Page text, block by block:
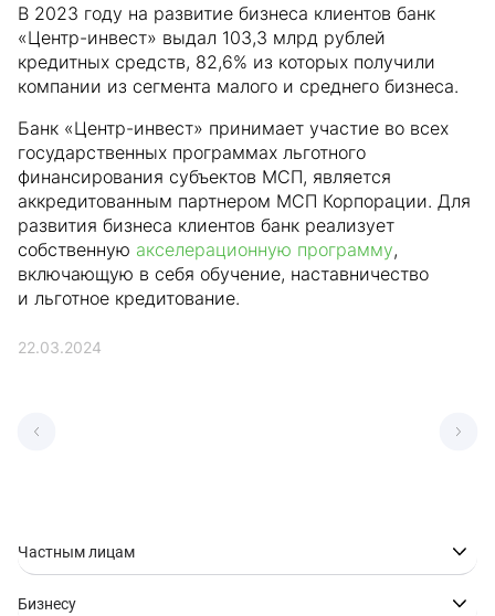
В 2023 году на развитие бизнеса клиентов банк
«Центр-инвест» выдал 103,3 млрд рублей
кредитных средств, 82,6% из которых получили
компании из сегмента малого и среднего бизнеса.
Банк «Центр-инвест» принимает участие во всех
государственных программах льготного
финансирования субъектов МСП, является
аккредитованным партнером МСП Корпорации. Для
развития бизнеса клиентов банк реализует
собственную акселерационную программу,
включающую в себя обучение, наставничество
и льготное кредитование.
22.03.2024
Частным лицам
Бизнесу